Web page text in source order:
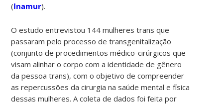
(Inamur).
O estudo entrevistou 144 mulheres trans que
passaram pelo processo de transgenitalização
(conjunto de procedimentos médico-cirúrgicos que
visam alinhar o corpo com a identidade de gênero
da pessoa trans), com o objetivo de compreender
as repercussões da cirurgia na saúde mental e física
dessas mulheres. A coleta de dados foi feita por